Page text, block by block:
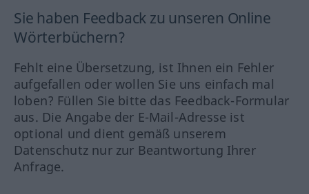
Sie haben Feedback zu unseren Online
Wörterbüchern?
Fehlt eine Übersetzung, ist Ihnen ein Fehler
aufgefallen oder wollen Sie uns einfach mal
loben? Füllen Sie bitte das Feedback-Formular
aus. Die Angabe der E-Mail-Adresse ist
optional und dient gemäß unserem
Datenschutz nur zur Beantwortung Ihrer
Anfrage.